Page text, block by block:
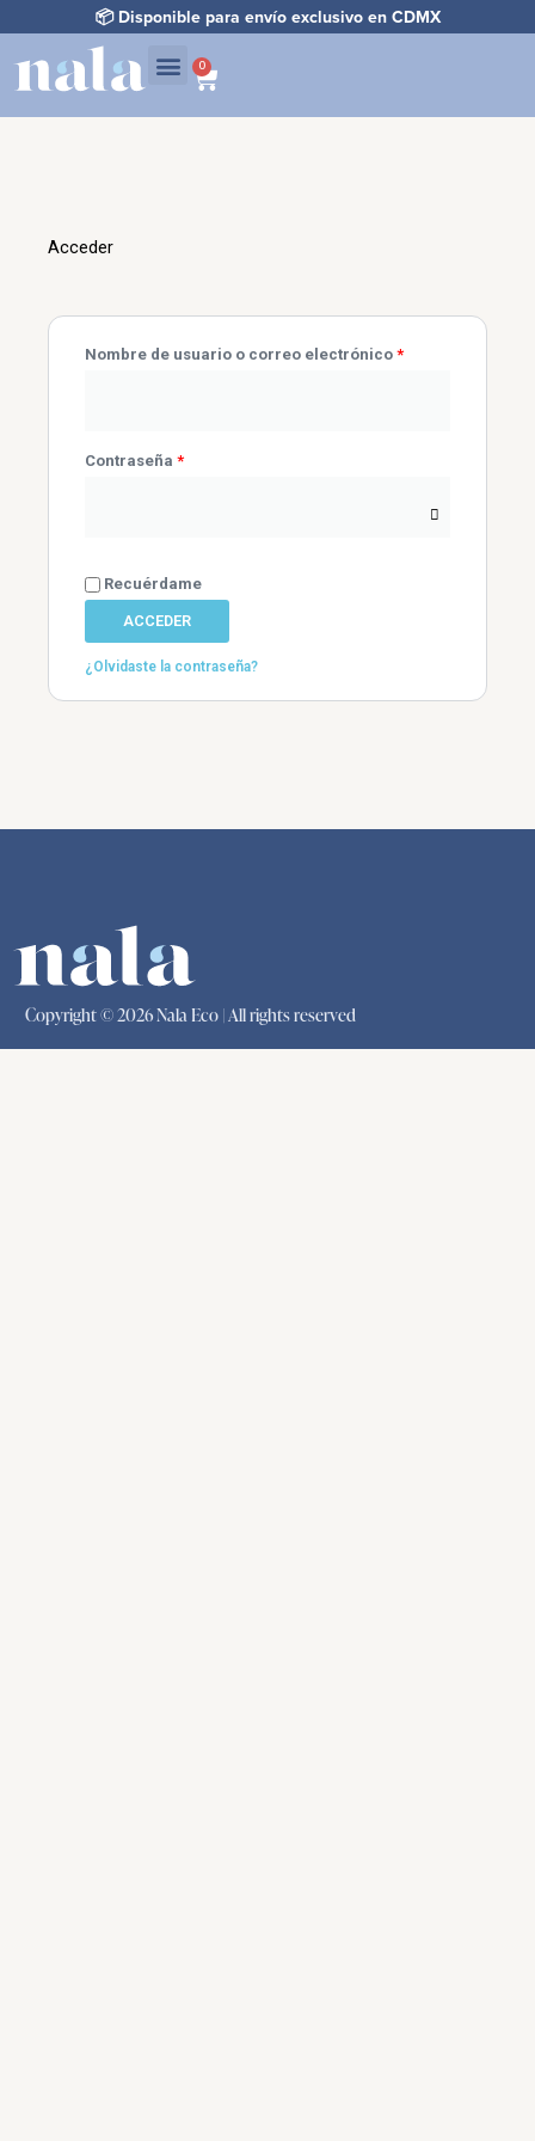
al
contenido
📦 Disponible para envío exclusivo en CDMX
0
Carrito
Acceder
Nombre de usuario o correo electrónico *
Contraseña *
Recuérdame
ACCEDER
¿Olvidaste la contraseña?
Copyright © 2026 Nala Eco | All rights reserved